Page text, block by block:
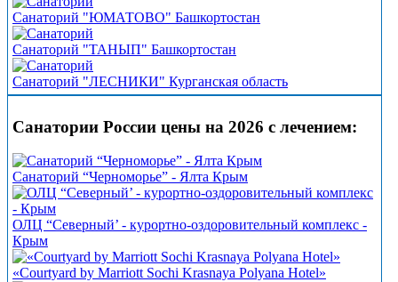
Санаторий "ЮМАТОВО" Башкортостан
Санаторий "ТАНЫП" Башкортостан
Санаторий "ЛЕСНИКИ" Курганская область
Санатории России цены на 2026 с лечением:
Санаторий “Черноморье” - Ялта Крым
ОЛЦ “Северный’ - курортно-оздоровительный комплекс -
Крым
«Courtyard by Marriott Sochi Krasnaya Polyana Hotel»